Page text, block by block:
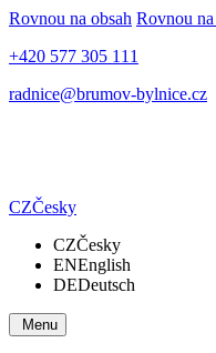
Rovnou na obsah Rovnou na
+420 577 305 111
radnice@brumov-bylnice.cz
CZČesky
CZČesky
ENEnglish
DEDeutsch
Menu